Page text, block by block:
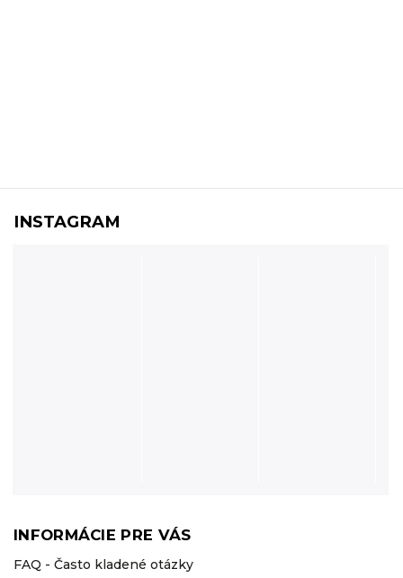
INFORMÁCIE PRE VÁS
FAQ - Často kladené otázky
INSTAGRAM